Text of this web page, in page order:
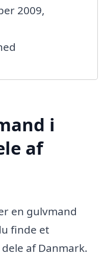
2009,
i
af
en gulvmand
finde et
af Danmark.